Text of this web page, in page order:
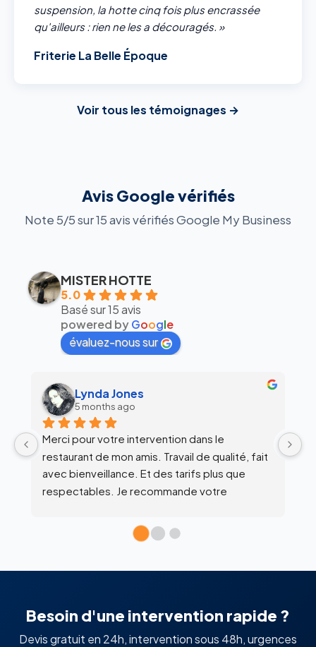
suspension, la hotte cinq fois plus encrassée
qu'ailleurs : rien ne les a découragés. »
Friterie La Belle Époque
Voir tous les témoignages →
Avis Google vérifiés
Note 5/5 sur 15 avis vérifiés Google My Business
MISTER HOTTE
5.0
Basé sur 15 avis
powered byGoogle
évaluez-nous sur
fait
alex siegfried
6 months ago
Équipe super clean !
Besoin d'une intervention rapide ?
Devis gratuit en 24h, intervention sous 48h, urgences